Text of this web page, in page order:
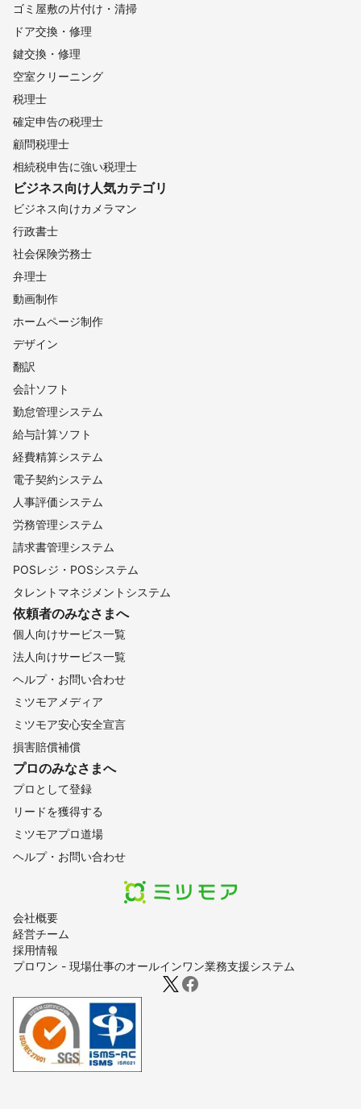
ライトスタンド／アンブレラ／ソフトボックス 等
【編集】
Adobe Lightroom / Photoshop /
撮影したお写真は全て綺麗に現像（色調・露出補正）、必要に応
じ、編集・修正してご納品いたします。
これまでの実績
カメラマン歴8年
婚礼前撮り組数
会社概要
経営チーム
採用情報
プロワン - 現場仕事のオールインワン業務支援システム
ゴミ屋敷の片付け・清掃
ドア交換・修理
鍵交換・修理
空室クリーニング
税理士
確定申告の税理士
顧問税理士
相続税申告に強い税理士
ビジネス向け人気カテゴリ
ビジネス向けカメラマン
行政書士
社会保険労務士
弁理士
動画制作
ホームページ制作
デザイン
翻訳
会計ソフト
勤怠管理システム
給与計算ソフト
経費精算システム
電子契約システム
人事評価システム
労務管理システム
請求書管理システム
POSレジ・POSシステム
タレントマネジメントシステム
依頼者のみなさまへ
個人向けサービス一覧
法人向けサービス一覧
ヘルプ・お問い合わせ
ミツモアメディア
ミツモア安心安全宣言
損害賠償補償
プロのみなさまへ
プロとして登録
リードを獲得する
ミツモアプロ道場
ヘルプ・お問い合わせ